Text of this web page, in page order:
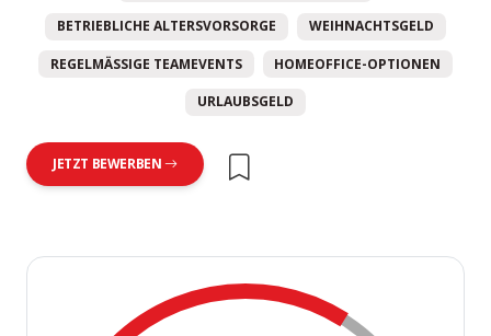
BETRIEBLICHE ALTERSVORSORGE WEIHNACHTSGELD
REGELMÄSSIGE TEAMEVENTS HOMEOFFICE-OPTIONEN
URLAUBSGELD
JETZT BEWERBEN